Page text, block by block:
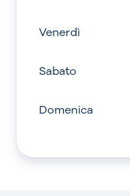
Venerdì
Sabato
Domenica